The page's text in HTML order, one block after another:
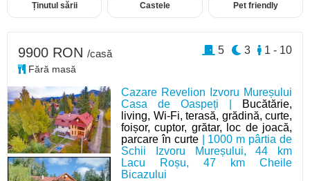
Ținutul sării Castele Pet friendly
Cazare Revelion Izvoru Mureșului
Casa de Oaspeți |
Bucătărie,
living, Wi-Fi, terasă, grădină, curte,
foișor, cuptor, grătar, loc de joacă,
parcare în curte| 1000 m pârtia de
Schii Izvoru Mureșului, 44 km
Lacu Roșu, 47 km Cheile
Bicazului
9900 RON /casă
Fără masă
1 - 10
3
5